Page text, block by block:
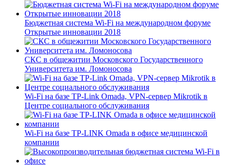
Бюджетная система Wi-Fi на международном форуме
Открытые инновации 2018
СКС в общежитии Московского Государственного
Университета им. Ломоносова
Wi-Fi на базе TP-Link Omada, VPN-сервер Mikrotik в
Центре социального обслуживания
Wi-Fi на базе TP-LINK Omada в офисе медицинской
компании